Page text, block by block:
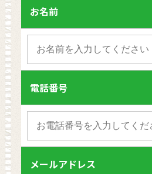
お名前
電話番号
メールアドレス